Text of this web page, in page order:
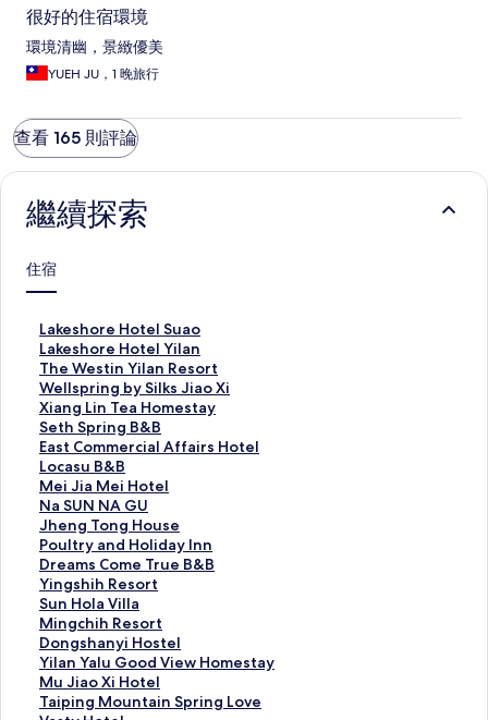
很好的住宿環境
環境清幽，景緻優美
YUEH JU，1 晚旅行
查看 165 則評論
繼續探索
住宿
Lakeshore Hotel Suao
L
a
k
e
s
h
o
r
e
H
o
t
e
l
S
u
a
o
的
連
Lakeshore Hotel Yilan
L
a
k
e
s
h
o
r
e
H
o
t
e
l
Y
i
l
a
n
The Westin Yilan Resort
T
h
e
W
e
s
t
i
n
Y
i
l
a
n
R
e
s
o
Wellspring by Silks Jiao Xi
W
e
l
l
s
p
r
i
n
g
b
y
S
i
l
k
s
Xiang Lin Tea Homestay
X
i
a
n
g
L
i
n
T
e
a
H
o
m
e
s
Seth Spring B&B
S
e
t
h
S
p
r
i
n
g
B
&
B
的
連
East Commercial Affairs Hotel
E
a
s
t
C
o
m
m
e
r
c
i
a
l
Locasu B&B
L
o
c
a
s
u
B
&
B
的
連
結
Mei Jia Mei Hotel
M
e
i
J
i
a
M
e
i
H
o
t
Na SUN NA GU
N
a
S
U
N
N
A
G
U
的
連
Jheng Tong House
J
h
e
n
g
T
o
n
g
H
Poultry and Holiday Inn
P
o
u
l
t
r
y
a
n
Dreams Come True B&B
D
r
e
a
m
s
C
o
Yingshih Resort
Y
i
n
g
s
h
i
Sun Hola Villa
S
u
n
H
o
l
Mingchih Resort
M
i
n
g
c
Dongshanyi Hostel
D
o
n
g
Yilan Yalu Good View Homestay
Y
i
l
Mu Jiao Xi Hotel
M
u
Taiping Mountain Spring Love
T